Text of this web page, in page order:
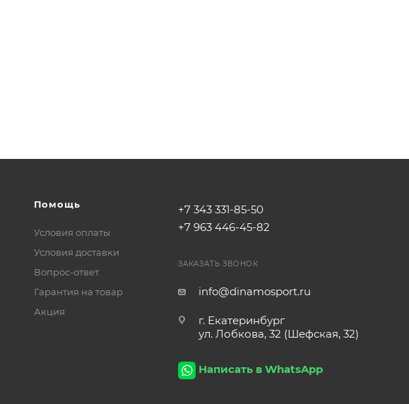
Помощь
Условия оплаты
Условия доставки
Вопрос-ответ
Гарантия на товар
Акция
+7 343 331-85-50
+7 963 446-45-82
ЗАКАЗАТЬ ЗВОНОК
info@dinamosport.ru
г. Екатеринбург
ул. Лобкова, 32 (Шефская, 32)
Написать в WhatsApp